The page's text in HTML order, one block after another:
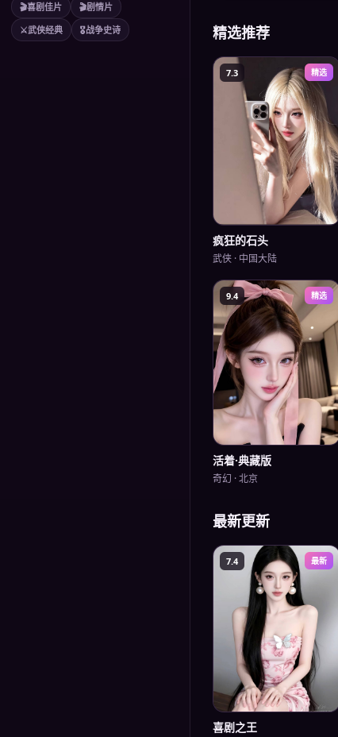
🎬喜剧佳片 🎬剧情片
⚔️武侠经典 🎖️战争史诗 精选推荐
7.3 精选
疯狂的石头
武侠 · 中国大陆
9.4 精选
活着·典藏版
奇幻 ·北京
最新更新
7.4 最新
喜剧之王